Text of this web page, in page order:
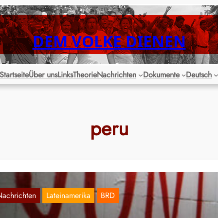
DEM VOLKE DIENEN
StartseiteÜber unsLinksTheorieNachrichten Dokumente Deutsch
peru
Lateinamerika BRD